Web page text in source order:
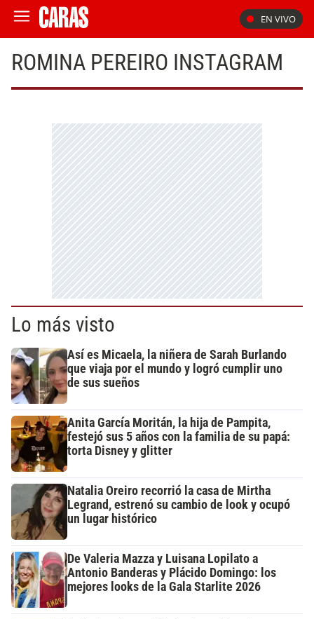
EN VIVO
ROMINA PEREIRO INSTAGRAM
Lo más visto
Así es Micaela, la niñera de Sarah Burlando
que viaja por el mundo y logró cumplir uno
de sus sueños
Anita García Moritán, la hija de Pampita,
festejó sus 5 años con la familia de su papá:
torta Disney y glitter
Natalia Oreiro recorrió la casa de Mirtha
Legrand, estrenó su cambio de look y ocupó
un lugar histórico
De Valeria Mazza y Luisana Lopilato a
Antonio Banderas y Plácido Domingo: los
mejores looks de la Gala Starlite 2026